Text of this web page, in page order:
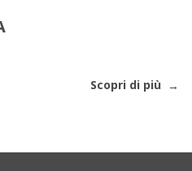
Scopri di più